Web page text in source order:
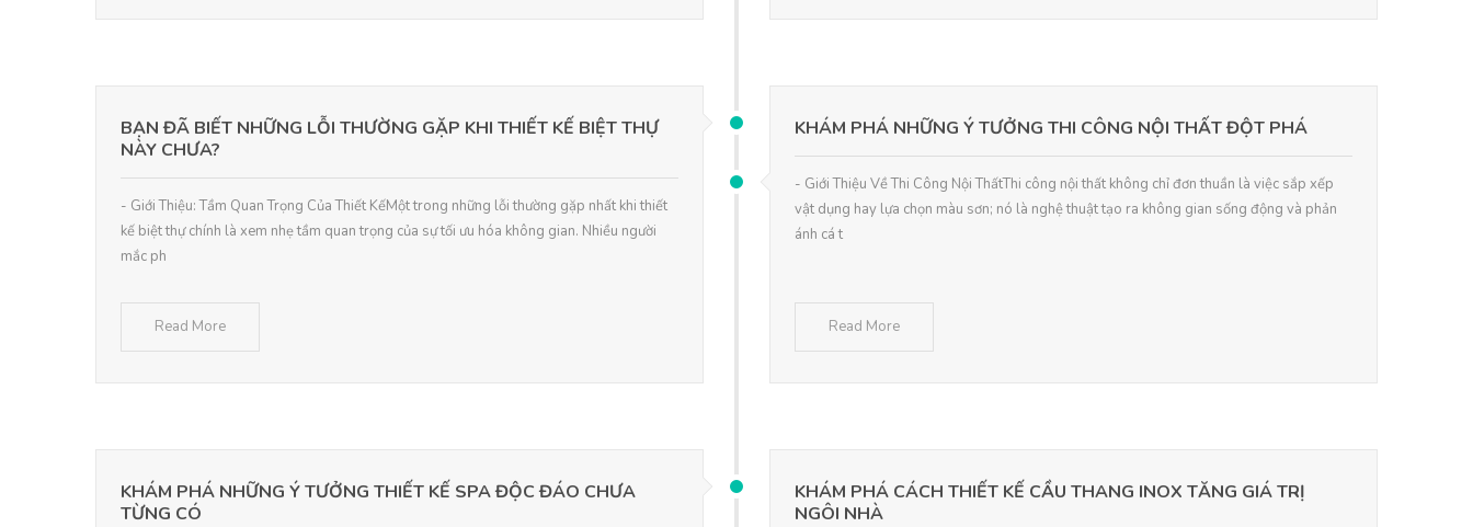
BẠN ĐÃ BIẾT NHỮNG LỖI THƯỜNG GẶP KHI THIẾT KẾ BIỆT THỰ
NÀY CHƯA?
- Giới Thiệu: Tầm Quan Trọng Của Thiết KếMột trong những lỗi thường gặp nhất khi thiết
kế biệt thự chính là xem nhẹ tầm quan trọng của sự tối ưu hóa không gian. Nhiều người
mắc ph
Read More
KHÁM PHÁ NHỮNG Ý TƯỞNG THI CÔNG NỘI THẤT ĐỘT PHÁ
- Giới Thiệu Về Thi Công Nội ThấtThi công nội thất không chỉ đơn thuần là việc sắp xếp
vật dụng hay lựa chọn màu sơn; nó là nghệ thuật tạo ra không gian sống động và phản
ánh cá t
Read More
KHÁM PHÁ NHỮNG Ý TƯỞNG THIẾT KẾ SPA ĐỘC ĐÁO CHƯA
TỪNG CÓ
KHÁM PHÁ CÁCH THIẾT KẾ CẦU THANG INOX TĂNG GIÁ TRỊ
NGÔI NHÀ